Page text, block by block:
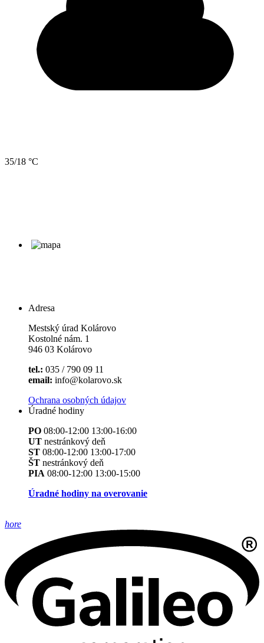
35/18 °C
Adresa
Mestský úrad Kolárovo
Kostolné nám. 1
946 03 Kolárovo
tel.: 035 / 790 09 11
email: info@kolarovo.sk
Ochrana osobných údajov
Úradné hodiny
PO 08:00-12:00 13:00-16:00
UT nestránkový deň
ST 08:00-12:00 13:00-17:00
ŠT nestránkový deň
PIA 08:00-12:00 13:00-15:00
Úradné hodiny na overovanie
hore